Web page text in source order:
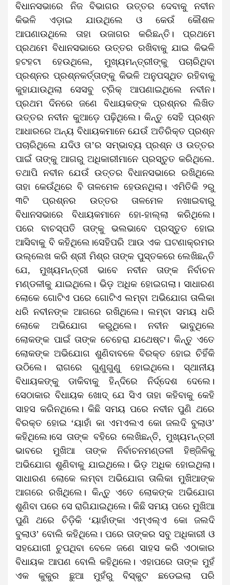
ବିଧାନସଭାରେ ନିଜ ବିଭାଗର ଉତ୍ତର ଦେବାକୁ ନବୀନ
କିଭଳି ଏଡ଼ାଇ ଯାଉଥିଲେ ଓ କେଉଁ କୌଶଳ
ଆପଣାଉଥିଲେ ତାହା ଉଜାଗର କରିଛନ୍ତି। ପ୍ରଥମେ
ପ୍ରଥମେ ବିଧାନସଭାରେ ଉତ୍ତର ରଖିବାକୁ ଯାଇ କିଭଳି
ହଟହଟା ହେଉଥିଲେ, ମୁଖ୍ୟମନ୍ତ୍ରୀଙ୍କୁ ପଚାରିଥିବା
ପ୍ରଶ୍ନର ପ୍ରଶ୍ନକର୍ତ୍ତାଙ୍କୁ କିଭଳି ଅନୁପସ୍ଥିତ ରହିବାକୁ
କୁହାଯାଉଥିଲା ସେସବୁ ଟ୍ରିକ୍ ଆପଣାଇଥିଲେ ନବୀନ।
ପ୍ରଥମ ଦିନରେ ଜଣେ ବିଧାୟକଙ୍କ ପ୍ରଶ୍ନର ଲିଖିତ
ଉତ୍ତର ନବୀନ କୁଆଡ଼େ ପଢ଼ିଥିଲେ। କିନ୍ତୁ ସେହି ପ୍ରଶ୍ନ
ଆଧାରରେ ଅନ୍ୟ ବିଧାୟକମାନେ ଯେଉଁ ଅତିରିକ୍ତ ପ୍ରଶ୍ନ
ପଚାରିଥିଲେ ଯଦିଓ ତା’ର ସମ୍ଭାବ୍ୟ ପ୍ରଶ୍ନ ଓ ଉତ୍ତର
ପାଇଁ ତାଙ୍କୁ ଆଗରୁ ଅଧିକାରୀମାନେ ପ୍ରସ୍ତୁତ କରିଥିଲେ.
ତଥାପି ନବୀନ ଯେଉଁ ଉତ୍ତର ବିଧାନସଭାରେ ରଖିଥିଲେ
ତାହା କେଉଁଥିରେ ବି ତାଳମେଳ ହେଉନଥିଲା। ଏମିତିକି ୨ରୁ
୩ଟି ପ୍ରଶ୍ନର ଉତ୍ତର ତାଳମେଳ ନଖାଇବାରୁ
ବିଧାନସଭାରେ ବିଧାୟକମାନେ ହୋ-ହାଲ୍ଲା କରିଥିଲେ।
ପରେ ବାଚସ୍ପତି ତାଙ୍କୁ ଭଲଭାବେ ପ୍ରସ୍ତୁତ ହୋଇ
ଆସିବାକୁ ବି କହିଥିଲେ।ସେହିପରି ଆଉ ଏକ ଘଟଣାକ୍ରମର
ଉଲ୍ଲେଖ କରି ଶ୍ରୀ ମିଶ୍ର ତାଙ୍କ ପୁସ୍ତକରେ ଲେଖିଛନ୍ତି
ଯେ, ମୁଖ୍ୟମନ୍ତ୍ରୀ ଭାବେ ନବୀନ ତାଙ୍କ ନିର୍ବାଚନ
ମଣ୍ଡଳୀକୁ ଯାଇଥିଲେ। ଭିଡ଼ ଅଧିକ ହୋଇଗଲା। ସାଧାରଣ
ଲୋକେ ଗୋଟିଏ ପରେ ଗୋଟିଏ ଲମ୍ବା ଅଭିଯୋଗ ତାଲିକା
ଧରି ନବୀନଙ୍କ ଆଗରେ ରଖିଥିଲେ। ଲମ୍ବା ସମୟ ଧରି
ଲୋକେ ଅଭିଯୋଗ କରୁଥିଲେ। ନବୀନ ଭାବୁଥିଲେ
ଲୋକଙ୍କ ପାଇଁ ତାଙ୍କ ଚେହେରା ଯଥେଷ୍ଟ। କିନ୍ତୁ ଏତେ
ଲୋକଙ୍କ ଅଭିଯୋଗ ଶୁଣିବାବଳେ ବିରକ୍ତ ହୋଇ ଚିହିଁକି
ଉଠିଲେ। ରାଗରେ ଗୁଣୁଗୁଣୁ ହୋଇଥିଲେ। ସ୍ଥାନୀୟ
ବିଧାୟକଙ୍କୁ ଡାକିବାକୁ ହିନ୍ଦିରେ ନିର୍ଦ୍ଦେଶ ଦେଲେ।
ସେଠାକାର ବିଧାୟକ ଖୋଦ୍ ଯେ ସିଏ ତାହା କହିବାକୁ କେହି
ସାହସ କରିନଥିଲେ। କିଛି ସମୟ ପରେ ନବୀନ ପୁଣି ଥରେ
ବିରକ୍ତ ହୋଇ ‘ୟାହାଁ କା ଏମଏଲଏ କୋ ଜଲଦି ବୁଲାଓ’
କହିଥିଲେ।ସେ ତାଙ୍କ ବହିରେ ଲେଖିଛନ୍ତି, ମୁଖ୍ୟମନ୍ତ୍ରୀ
ଭାବରେ ମୁଖିଆ ତାଙ୍କ ନିର୍ବାଚନମଣ୍ଡଳୀ ହିଞ୍ଜିଳିକୁ
ଅଭିଯୋଗ ଶୁଣିବାକୁ ଯାଇଥିଲେ। ଭିଡ଼ ଅଧିକ ହୋଇଥିଲା।
ସାଧାରଣ ଲୋକେ ଲମ୍ବା ଅଭିଯୋଗ ତାଲିକା ମୁଖିଆଙ୍କ
ଆଗରେ ରଖିଥିଲେ। କିନ୍ତୁ ଏତେ ଲୋକଙ୍କ ଅଭିଯୋଗ
ଶୁଣିବା ପରେ ସେ ରାଗିଯାଇଥିଲେ। କିଛି ସମୟ ପରେ ମୁଖିଆ
ପୁଣି ଥରେ ଚିଡ଼ିକି ‘ୟାହାଁଙ୍କା ଏମ୍‌ଏଲ୍‌ଏ କୋ ଜଲଦି
ବୁଲାଓ’ ବୋଲି କହିଥିଲେ। ପରେ ତାଙ୍କର ସବୁ ଅଧିକାରୀ ଓ
ସହଯୋଗୀ ଚୁପଥିବା ବେଳେ ଜଣେ ସାହସ କରି ଏଠାକାର
ବିଧାୟକ ଆପଣ ବୋଲି କହିଥିଲେ। ଏହାପରେ ତାଙ୍କ ମୁହଁ
ଏକ କୁକୁର ଛୁଆ ମୁହଁରୁ ବିସ୍କୁଟ ଛଡେଇଲା ପରି